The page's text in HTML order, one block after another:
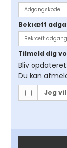
Bekræft
Tilmeld dig
Bliv
Du kan
Jeg